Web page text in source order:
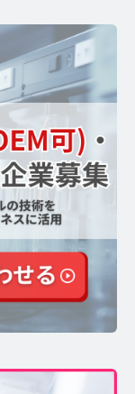
量検査キッ
のインタビ
ウンロード
資料ダウン